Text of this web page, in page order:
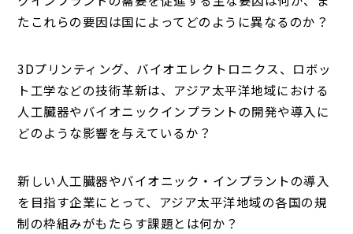
たこれらの要因は国によってどのように異なるのか？
3Dプリンティング、バイオエレクトロニクス、ロボッ
ト工学などの技術革新は、アジア太平洋地域における
人工臓器やバイオニックインプラントの開発や導入に
どのような影響を与えているか？
新しい人工臓器やバイオニック・インプラントの導入
を目指す企業にとって、アジア太平洋地域の各国の規
制の枠組みがもたらす課題とは何か？